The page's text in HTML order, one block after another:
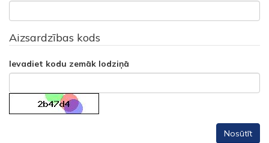
Aizsardzības kods
Ievadiet kodu zemāk lodziņā